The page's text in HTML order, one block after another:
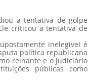
a tentativa de golpe
criticou a tentativa de
inelegível é
política republicana
reinante e o judiciário
públicas como